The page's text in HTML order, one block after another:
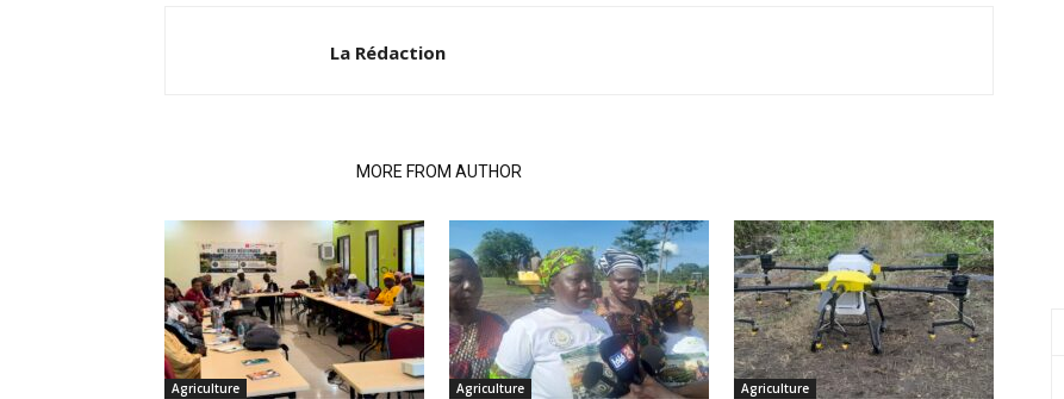
La Rédaction
MORE FROM AUTHOR
Agriculture Agriculture Agriculture